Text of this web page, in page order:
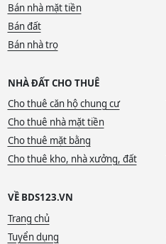
Bán nhà mặt tiền
Bán đất
Bán nhà trọ
NHÀ ĐẤT CHO THUÊ
Cho thuê căn hộ chung cư
Cho thuê nhà mặt tiền
Cho thuê mặt bằng
Cho thuê kho, nhà xưởng, đất
VỀ BDS123.VN
Trang chủ
Tuyển dụng